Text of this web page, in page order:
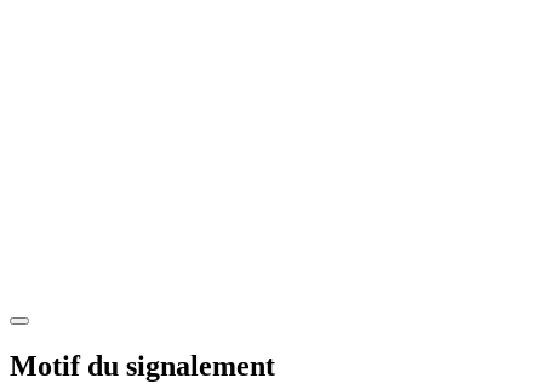
Motif du signalement